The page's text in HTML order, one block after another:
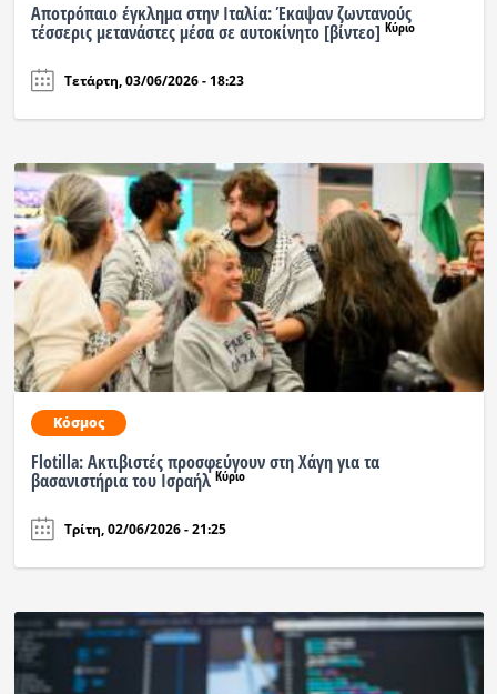
Αποτρόπαιο έγκλημα στην Ιταλία: Έκαψαν ζωντανούς
τέσσερις μετανάστες μέσα σε αυτοκίνητο [βίντεο] Κύριο
Τετάρτη, 03/06/2026 - 18:23
Κόσμος
Flotilla: Ακτιβιστές προσφεύγουν στη Χάγη για τα
βασανιστήρια του ΙσραήλΚύριο
Τρίτη, 02/06/2026 - 21:25